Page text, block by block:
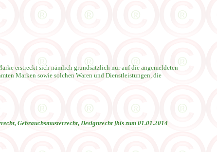
erstreckt sich nämlich grundsätzlich nur auf die angemeldeten
Marken sowie solchen Waren und Dienstleistungen, die
Gebrauchsmusterrecht, Designrecht [bis zum 01.01.2014